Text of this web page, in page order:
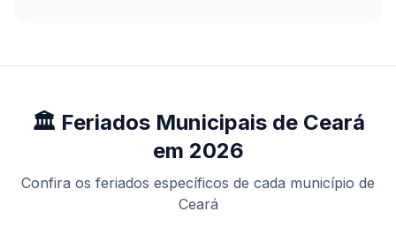
🏛️ Feriados Municipais de Ceará
em 2026
Confira os feriados específicos de cada município de
Ceará